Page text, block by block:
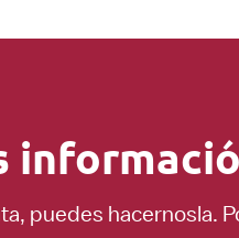
puedes hacernosla.